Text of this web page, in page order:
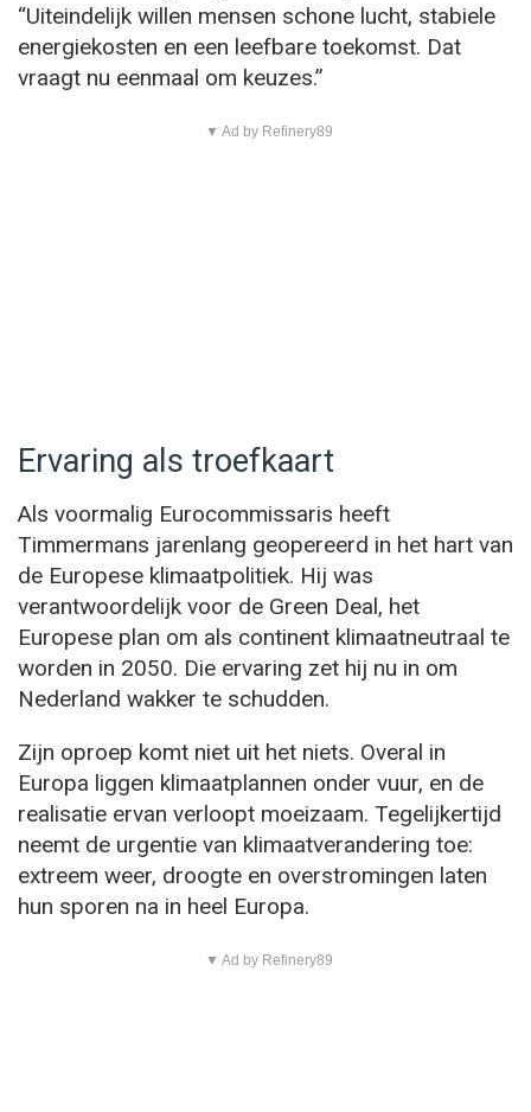
“Uiteindelijk willen mensen schone lucht, stabiele
energiekosten en een leefbare toekomst. Dat
vraagt nu eenmaal om keuzes.”
▼ Ad by Refinery89
Ervaring als troefkaart
Als voormalig Eurocommissaris heeft
Timmermans jarenlang geopereerd in het hart van
de Europese klimaatpolitiek. Hij was
verantwoordelijk voor de Green Deal, het
Europese plan om als continent klimaatneutraal te
worden in 2050. Die ervaring zet hij nu in om
Nederland wakker te schudden.
Zijn oproep komt niet uit het niets. Overal in
Europa liggen klimaatplannen onder vuur, en de
realisatie ervan verloopt moeizaam. Tegelijkertijd
neemt de urgentie van klimaatverandering toe:
extreem weer, droogte en overstromingen laten
hun sporen na in heel Europa.
▼ Ad by Refinery89